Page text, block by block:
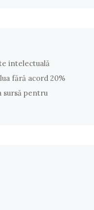
intelectuală
fără acord 20%
pentru